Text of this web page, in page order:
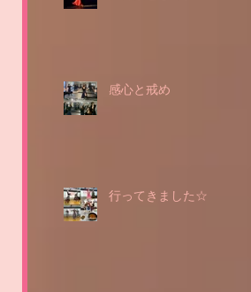
感心と戒め
行ってきました☆